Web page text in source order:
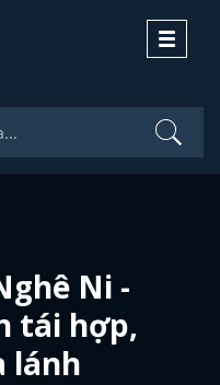
Toggle
Ni -
tái hợp,
lánh